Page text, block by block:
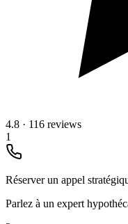
4.8 · 116 reviews
1
Réserver un appel
Parlez à un expert